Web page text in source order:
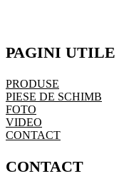
PAGINI UTILE
PRODUSE
PIESE DE SCHIMB
FOTO
VIDEO
CONTACT
CONTACT